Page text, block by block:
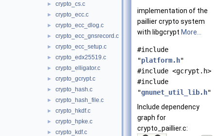
► crypto_cs.c
► crypto_ecc.c
► crypto_ecc_dlog.c
► crypto_ecc_gnsrecord.c
► crypto_ecc_setup.c
► crypto_edx25519.c
► crypto_elligator.c
► crypto_gcrypt.c
► crypto_hash.c
► crypto_hash_file.c
► crypto_hkdf.c
► crypto_hpke.c
► crypto_kdf.c
implementation of the
paillier crypto system
with libgcrypt More...
#include
"platform.h"
#include <gcrypt.h>
#include
"gnunet_util_lib.h"
Include dependency
graph for
crypto_paillier.c: